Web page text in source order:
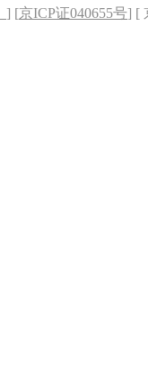
] [京ICP证040655号] [